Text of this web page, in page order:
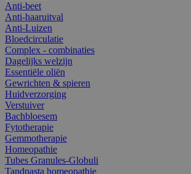
Anti-beet
Anti-haaruitval
Anti-Luizen
Bloedcirculatie
Complex - combinaties
Dagelijks welzijn
Essentiële oliën
Gewrichten & spieren
Huidverzorging
Verstuiver
Bachbloesem
Fytotherapie
Gemmotherapie
Homeopathie
Tubes Granules-Globuli
Tandpasta homeopathie